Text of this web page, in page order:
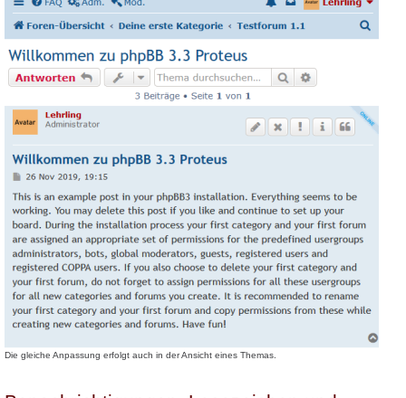
Die gleiche Anpassung erfolgt auch in der Ansicht eines Themas.